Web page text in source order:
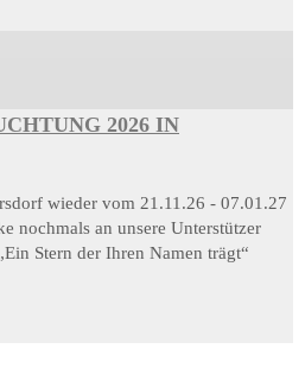
2026 IN
wieder vom 21.11.26 - 07.01.27
nochmals an unsere Unterstützer
Stern der Ihren Namen trägt“